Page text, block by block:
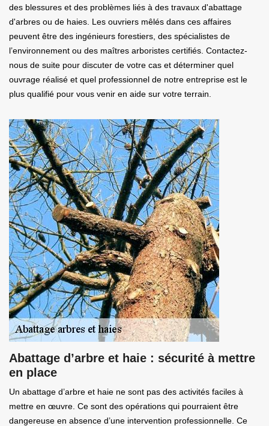
des blessures et des problèmes liés à des travaux d'abattage
d'arbres ou de haies. Les ouvriers mêlés dans ces affaires
peuvent être des ingénieurs forestiers, des spécialistes de
l’environnement ou des maîtres arboristes certifiés. Contactez-
nous de suite pour discuter de votre cas et déterminer quel
ouvrage réalisé et quel professionnel de notre entreprise est le
plus qualifié pour vous venir en aide sur votre terrain.
Abattage d’arbre et haie : sécurité à mettre
en place
Un abattage d’arbre et haie ne sont pas des activités faciles à
mettre en œuvre. Ce sont des opérations qui pourraient être
dangereuse en absence d’une intervention professionnelle. Ce